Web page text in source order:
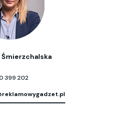
Śmierzchalska
399 202